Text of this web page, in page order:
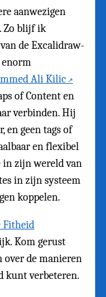
aanwezigen
Zo blijf ik
de Excalidraw-
enorm
Ali Kilic
of Content en
verbinden. Hij
en geen tags of
en flexibel
in zijn wereld van
in zijn systeem
koppelen.
Fitheid
Kom gerust
over de manieren
kunt verbeteren.